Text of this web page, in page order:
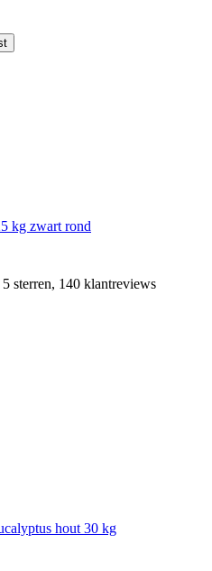
kg zwart rond
sterren, 140 klantreviews
hout 30 kg